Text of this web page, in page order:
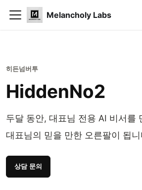
Melancholy Labs
히든넘버투
HiddenNo2
두달 동안, 대표님 전용 AI 비서를
대표님의 믿을 만한 오른팔이 됩니
상담 문의